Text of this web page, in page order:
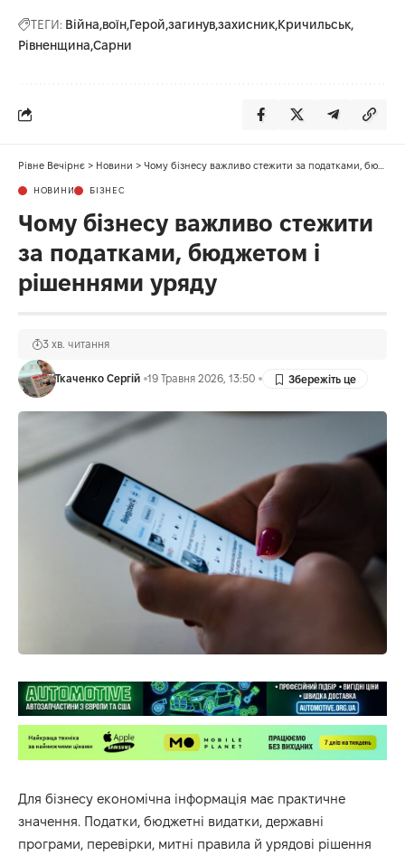
ТЕГИ: Війна воїн Герой загинувзахисник Кричильськ
Рівненщина Сарни
Рівне Вечірнє > Новини > Чому бізнесу важливо стежити за податками, бюджетом і рішеннями уряду
НОВИНИ БІЗНЕС
Чому бізнесу важливо стежити
за податками, бюджетом і
рішеннями уряду
Ткаченко Сергій 19 Травня 2026, 13:50
3 хв. читання
Для бізнесу економічна інформація має практичне
значення. Податки, бюджетні видатки, державні
програми, перевірки, митні правила й урядові рішення